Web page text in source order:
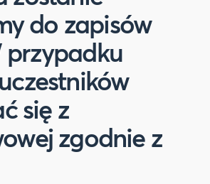
do zapisów
przypadku
się z
zgodnie z